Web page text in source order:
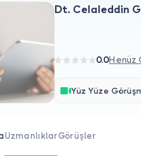
Dt. Celaleddin
0.0Henüz
Yüz Yüze
UzmanlıklarGörüşler